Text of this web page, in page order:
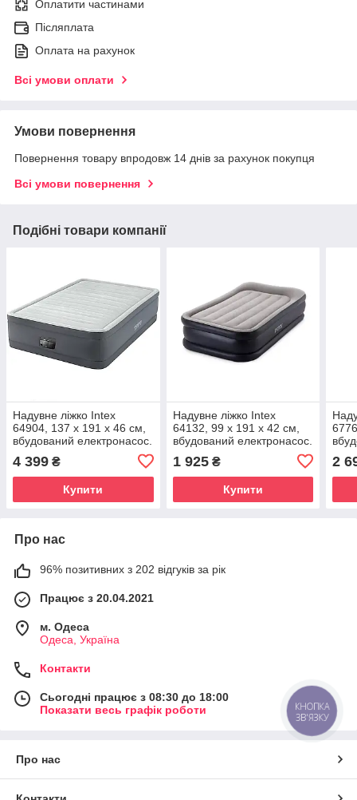
Оплатити частинами
Післяплата
Оплата на рахунок
Всі умови оплати
Умови повернення
Повернення товару впродовж 14 днів за рахунок покупця
Всі умови повернення
Подібні товари компанії
Надувне ліжко Intex
64904, 137 х 191 х 46 см,
вбудований електронасос.
4 399 ₴
Купити
Надувне ліжко Intex
64132, 99 х 191 х 42 см,
вбудований електронасос.
1 925₴
Купити
2
Про нас
96% позитивних з 202 відгуків за рік
Працює з 20.04.2021
м. Одеса
Одеса, Україна
Контакти
Сьогодні працює з 08:30 до 18:00
Показати весь графік роботи
Про нас
КНОПКА
ЗВ'ЯЗКУ